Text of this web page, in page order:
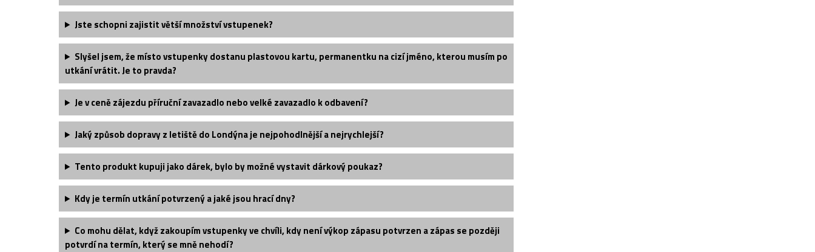
Jste schopni zajistit větší množství vstupenek?
Slyšel jsem, že místo vstupenky dostanu plastovou kartu, permanentku na cizí jméno, kterou musím po
utkání vrátit. Je to pravda?
Je v ceně zájezdu příruční zavazadlo nebo velké zavazadlo k odbavení?
Jaký způsob dopravy z letiště do Londýna je nejpohodlnější a nejrychlejší?
Tento produkt kupuji jako dárek, bylo by možné vystavit dárkový poukaz?
Kdy je termín utkání potvrzený a jaké jsou hrací dny?
Co mohu dělat, když zakoupím vstupenky ve chvíli, kdy není výkop zápasu potvrzen a zápas se později
potvrdí na termín, který se mně nehodí?